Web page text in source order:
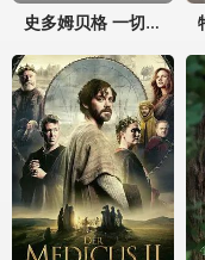
史多姆贝格 一切照旧